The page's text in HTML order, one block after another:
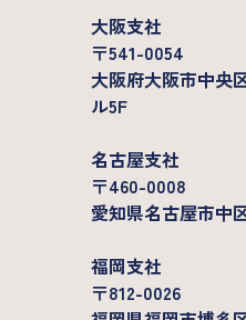
大阪支社
〒541-0054
大阪府大阪市中央
ル5F
名古屋支社
〒460-0008
愛知県名古屋市中
福岡支社
〒812-0026